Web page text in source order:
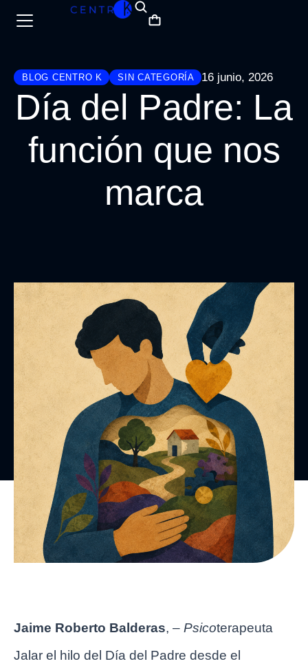
BLOG CENTRO K SIN CATEGORÍ­A 16 junio, 2026
Día del Padre: La
función que nos
marca
Jaime Roberto Balderas, – Psicoterapeuta
Jalar el hilo del Día del Padre desde el